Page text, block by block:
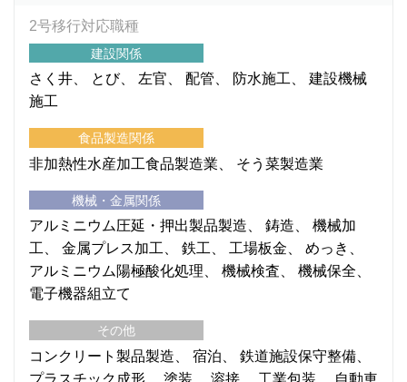
2号移行対応職種
建設関係
さく井 とび 左官 配管 防水施工
建設機械
施工
食品製造関係
非加熱性水産加工食品製造業 そう菜製造業
機械・金属関係
アルミニウム圧延・押出製品製造 鋳造
機械加
工
金属プレス加工 鉄工 工場板金
めっき
アルミニウム陽極酸化処理
機械検査
機械保全
電子機器組立て
その他
コンクリート製品製造 宿泊
鉄道施設保守整備
プラスチック成形
塗装 溶接 工業包装 自動車